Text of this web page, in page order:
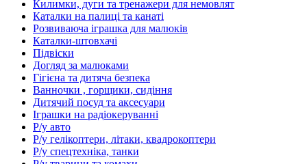
Килимки, дуги та тренажери для немовлят
Каталки на палиці та канаті
Розвиваюча іграшка для малюків
Каталки-штовхачі
Підвіски
Догляд за малюками
Гігієна та дитяча безпека
Ванночки , горщики, сидіння
Дитячий посуд та аксесуари
Іграшки на радіокеруванні
Р/у авто
Р/у гелікоптери, літаки, квадрокоптери
Р/у спецтехніка, танки